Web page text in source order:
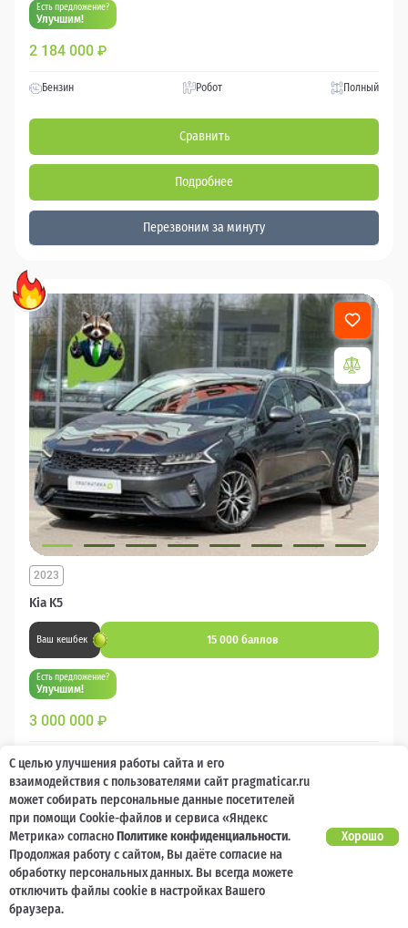
Есть предложение?
Улучшим!
2 184 000 ₽
Бензин Робот Полный
Сравнить
Подробнее
Перезвоним за минуту
Kia K5
2023
Ваш кешбек 15 000 баллов
Есть предложение?
Улучшим!
3 000 000 ₽
Бензин Автомат
Сравнить
Подробнее
Перезвоним за минуту
С целью улучшения работы сайта и его
взаимодействия с пользователями сайт pragmaticar.ru
может собирать персональные данные посетителей
при помощи Cookie-файлов и сервиса «Яндекс
Метрика» согласноПолитике конфиденциальности.
Продолжая работу с сайтом, Вы даёте согласие на
обработку персональных данных. Вы всегда можете
отключить файлы cookie в настройках Вашего
браузера.
Хорошо